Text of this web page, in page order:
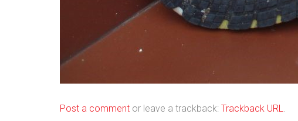
Post a comment or leave a trackback: Trackback URL